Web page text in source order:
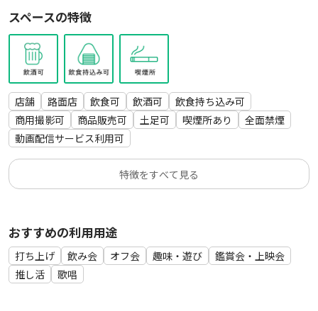
スペースの特徴
店舗 路面店 飲食可 飲酒可
飲食持ち込み可
商用撮影可
商品販売可 土足可 喫煙所あり
全面禁煙
動画配信サービス利用可
特徴をすべて見る
おすすめの利用用途
打ち上げ 飲み会 オフ会 趣味・遊び
鑑賞会・上映会
推し活
歌唱